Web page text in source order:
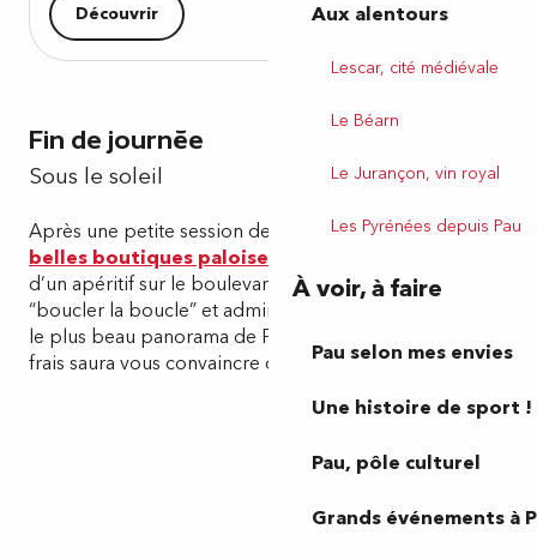
Aux alentours
Lescar, cité médiévale
Le Béarn
Le Jurançon, vin royal
Les Pyrénées depuis Pau
À voir, à faire
Pau selon mes envies
Une histoire de sport !
Pau, pôle culturel
Grands événements à
Découvrir
Fin de journée
Sous le soleil
Après une petite session de
shopping dans les
belles boutiques paloises
d’un apéritif sur le boulevard des Pyrénées pour
“boucler la boucle” et admirer le coucher de soleil sur
le plus beau panorama de Pau ! Un verre de Jurançon
frais saura vous convaincre de revenir…